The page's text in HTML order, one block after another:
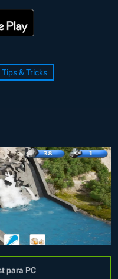
Tips & Tricks
para PC